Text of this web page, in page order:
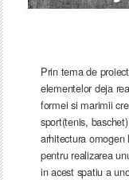
Prin tema de
elementelor deja
formei si marimii
sport(tenis,
arhitectura omogen
pentru realizarea
in acest spatiu a